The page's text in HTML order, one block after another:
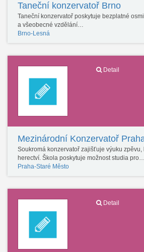
Taneční konzervatoř Brno
Taneční konzervatoř poskytuje bezplatné
a všeobecné vzdělání…
Brno-Lesná
Detail
Mezinárodní Konzervatoř
Soukromá konzervatoř zajišťuje výuku
herectví. Škola poskytuje možnost studia pro…
Praha-Staré Město
Detail